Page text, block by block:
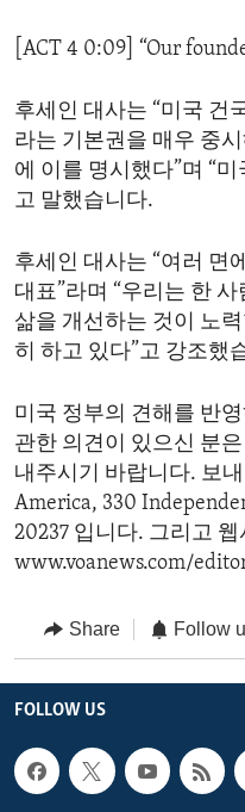
[ACT 4 0:09] “Our
후세인 대사는 “미국 건
라는 기본권을 매우 중
에 이를 명시했다”며 “
고 말했습니다.
후세인 대사는 “여러 면
대표”라며 “우리는 한
삶을 개선하는 것이 노
히 하고 있다”고 강조했
미국 정부의 견해를 반
관한 의견이 있으신 분
내주시기 바랍니다. 보
America, 330
20237 입니다. 그리고
www.voanews.com/
Share Follow
FOLLOW US